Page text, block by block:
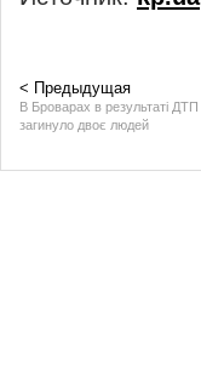
< Предыдущая
В Броварах в результаті ДТП
загинуло двоє людей